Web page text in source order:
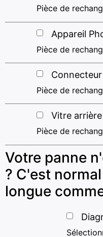
Pièce de
Appareil
Pièce de
Pièce de
Vitre
Pièce de
Votre panne
? C'est
longue